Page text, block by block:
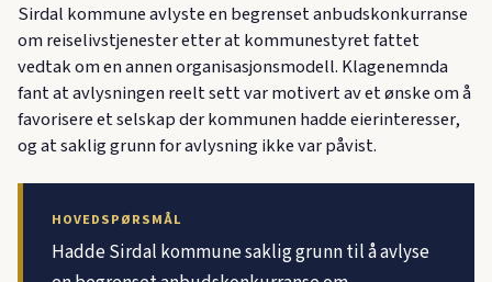
Sirdal kommune avlyste en begrenset anbudskonkurranse
om reiselivstjenester etter at kommunestyret fattet
vedtak om en annen organisasjonsmodell. Klagenemnda
fant at avlysningen reelt sett var motivert av et ønske om å
favorisere et selskap der kommunen hadde eierinteresser,
og at saklig grunn for avlysning ikke var påvist.
HOVEDSPØRSMÅL
Hadde Sirdal kommune saklig grunn til å avlyse